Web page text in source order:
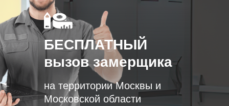
БЕСПЛАТНЫЙ
вызов замерщика
на территории Москвы и
Московской области